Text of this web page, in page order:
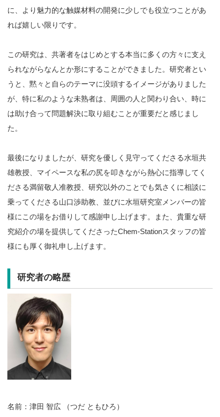
に、より魅力的な触媒材料の開発に少しでも役立つことがあ
れば嬉しい限りです。
この研究は、共著者をはじめとする本当に多くの方々に支え
られながらなんとか形にすることができました。研究者とい
うと、黙々と自らのテーマに没頭するイメージがありました
が、特に私のような未熟者は、周囲の人と関わり合い、時に
は助け合って問題解決に取り組むことが重要だと感じまし
た。
最後になりましたが、研究を優しく見守ってくださる水垣共
雄教授、マイペースな私の尻を叩きながら熱心に指導してく
ださる満留敬人准教授、研究以外のことでも気さくに相談に
乗ってくださる山口渉助教、並びに水垣研究室メンバーの皆
様にこの場をお借りして感謝申し上げます。また、貴重な研
究紹介の場を提供してくださったChem-Stationスタッフの皆
様にも厚く御礼申し上げます。
研究者の略歴
名前：津田 智広 （つだ ともひろ）